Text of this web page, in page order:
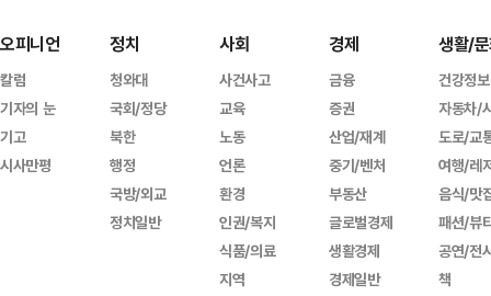
오피니언
칼럼
기자의 눈
기고
시사만평
정치
청와대
국회/정당
북한
행정
국방/외교
정치일반
사회
사건사고
교육
노동
언론
환경
인권/복지
식품/의료
지역
경제
금융
증권
산업/재계
중기/벤처
부동산
글로벌경제
생활경제
경제일반
생활/
건강정보
자동차/
도로/교
여행/레
음식/맛
패션/뷰
공연/전
책